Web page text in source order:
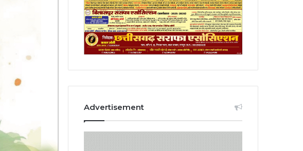
Advertisement